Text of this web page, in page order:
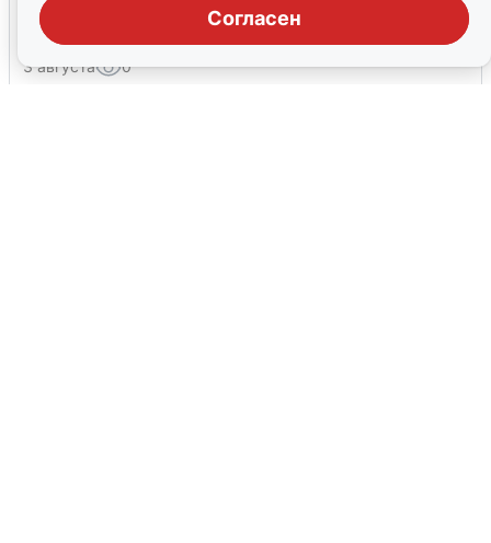
Согласен
беспилотники
3 августа 0